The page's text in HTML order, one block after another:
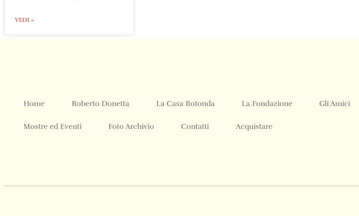
VEDI »
Home Roberto Donetta La Casa Rotonda La Fondazione Gli Amici
Mostre ed Eventi Foto Archivio Contatti Acquistare